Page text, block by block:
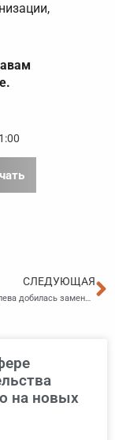
СЛЕДУЮЩАЯ
Наталия Кошелева добилась замены штрафа на предупреждение для приморского бизнесмена
на новых